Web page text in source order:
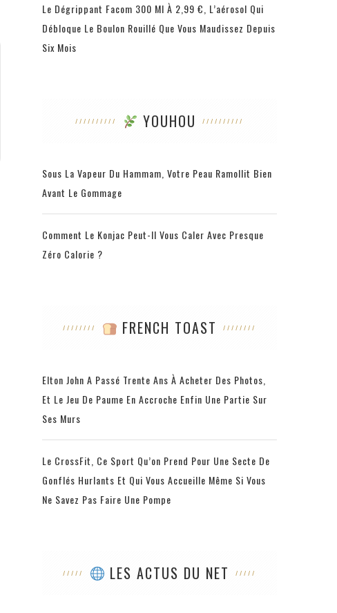
Le Dégrippant Facom 300 Ml À 2,99 €, L’aérosol Qui
Débloque Le Boulon Rouillé Que Vous Maudissez Depuis
Six Mois
YOUHOU
Sous La Vapeur Du Hammam, Votre Peau Ramollit Bien
Avant Le Gommage
Comment Le Konjac Peut-Il Vous Caler Avec Presque
Zéro Calorie ?
FRENCH TOAST
Elton John A Passé Trente Ans À Acheter Des Photos,
Et Le Jeu De Paume En Accroche Enfin Une Partie Sur
Ses Murs
Le CrossFit, Ce Sport Qu’on Prend Pour Une Secte De
Gonflés Hurlants Et Qui Vous Accueille Même Si Vous
Ne Savez Pas Faire Une Pompe
LES ACTUS DU NET